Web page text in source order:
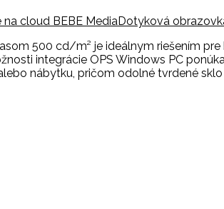
cloud BEBE MediaDotyková
500 cd/m² je ideálnym riešením
integrácie OPS Windows PC
nábytku, pričom odolné tvrdené